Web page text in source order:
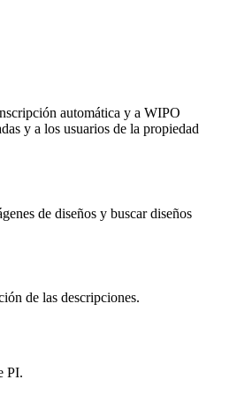
automática y a WIPO
y a los usuarios de la propiedad
de diseños y buscar diseños
de las descripciones.
PI.